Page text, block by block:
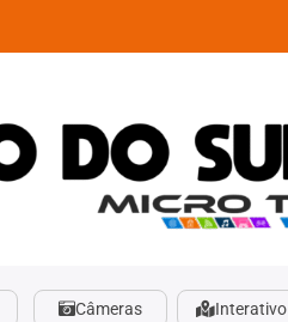
Câmeras Interativo